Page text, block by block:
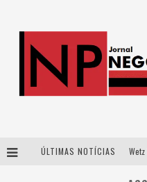
ÚLTIMAS NOTÍCIAS